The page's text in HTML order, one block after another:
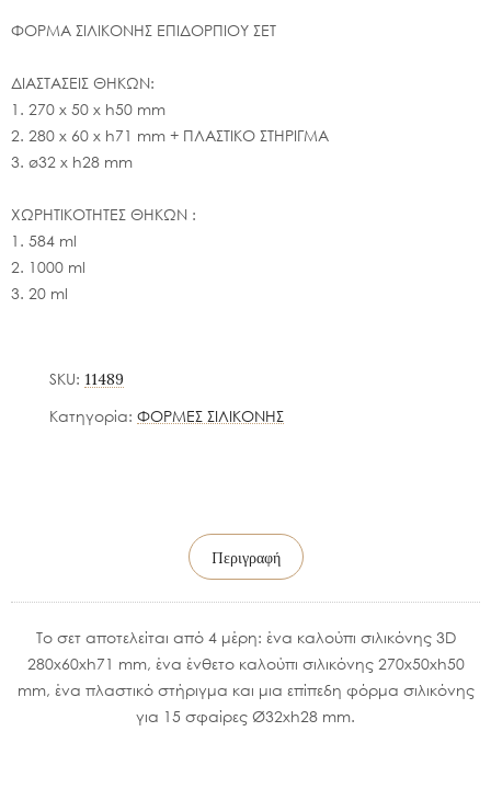
ΦΟΡΜΑ ΣΙΛΙΚΟΝΗΣ ΕΠΙΔΟΡΠΙΟΥ ΣΕΤ
ΔΙΑΣΤΑΣΕΙΣ ΘΗΚΩΝ:
1. 270 x 50 x h50 mm
2. 280 x 60 x h71 mm + ΠΛΑΣΤΙΚΟ ΣΤΗΡΙΓΜΑ
3. ø32 x h28 mm
ΧΩΡΗΤΙΚΟΤΗΤΕΣ ΘΗΚΩΝ :
1. 584 ml
2. 1000 ml
3. 20 ml
SKU: 11489
Κατηγορία: ΦΟΡΜΕΣ ΣΙΛΙΚΟΝΗΣ
Περιγραφή
Το σετ αποτελείται από 4 μέρη: ένα καλούπι σιλικόνης 3D
280x60xh71 mm, ένα ένθετο καλούπι σιλικόνης 270x50xh50
mm, ένα πλαστικό στήριγμα και μια επίπεδη φόρμα σιλικόνης
για 15 σφαίρες Ø32xh28 mm.